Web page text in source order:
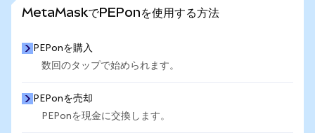
MetaMaskでPEPonを使用する方法
PEPonを購入
数回のタップで始められます。
PEPonを売却
PEPonを現金に交換します。